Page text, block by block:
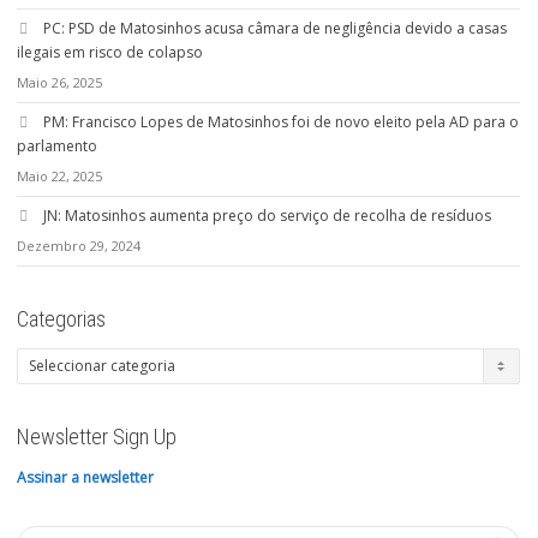
PC: PSD de Matosinhos acusa câmara de negligência devido a casas
ilegais em risco de colapso
Maio 26, 2025
PM: Francisco Lopes de Matosinhos foi de novo eleito pela AD para o
parlamento
Maio 22, 2025
JN: Matosinhos aumenta preço do serviço de recolha de resíduos
Dezembro 29, 2024
Categorias
Categorias
Newsletter Sign Up
Assinar a newsletter